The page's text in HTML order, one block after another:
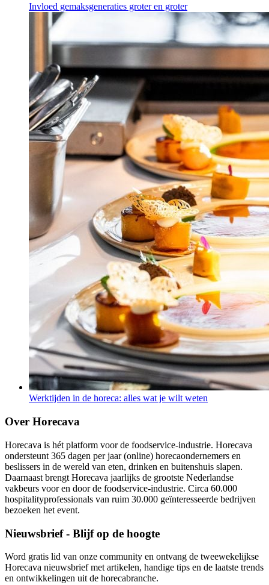
Invloed gemaksgeneraties groter en groter
Werktijden in de horeca: alles wat je wilt weten
Over Horecava
Horecava is hét platform voor de foodservice-industrie. Horecava
ondersteunt 365 dagen per jaar (online) horecaondernemers en
beslissers in de wereld van eten, drinken en buitenshuis slapen.
Daarnaast brengt Horecava jaarlijks de grootste Nederlandse
vakbeurs voor en door de foodservice-industrie. Circa 60.000
hospitalityprofessionals van ruim 30.000 geïnteresseerde bedrijven
bezoeken het event.
Nieuwsbrief - Blijf op de hoogte
Word gratis lid van onze community en ontvang de tweewekelijkse
Horecava nieuwsbrief met artikelen, handige tips en de laatste trends
en ontwikkelingen uit de horecabranche.